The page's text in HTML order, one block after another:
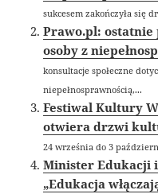
sukcesem zakończyła się
Prawo.pl:
osoby z
konsultacje społeczne
niepełnosprawnością,...
Festiwal Kultury
otwiera drzwi
24 września do 3
Minister Edukacji
„Edukacja